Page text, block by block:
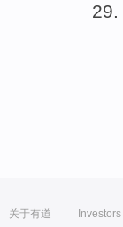
关于有道 Investors